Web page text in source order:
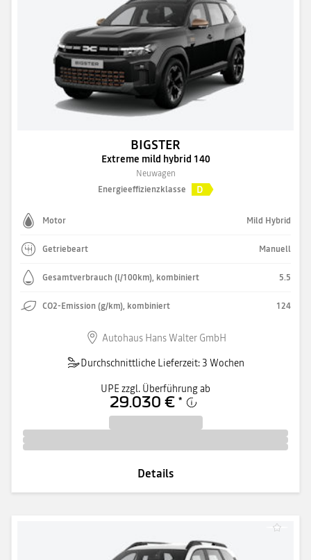
BIGSTER
Extreme mild hybrid 140
Neuwagen
Energieeffizienzklasse
D
Motor Mild Hybrid
Getriebeart Manuell
Gesamtverbrauch (l/100km), kombiniert 5.5
CO2-Emission (g/km), kombiniert 124
Autohaus Hans Walter GmbH
Durchschnittliche Lieferzeit: 3 Wochen
UPE zzgl. Überführung ab
29.030 € *
Details